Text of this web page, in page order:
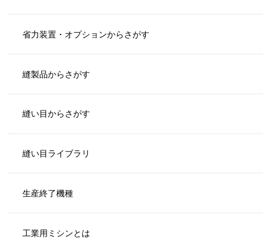
省力装置・オプションからさがす
縫製品からさがす
縫い目からさがす
縫い目ライブラリ
生産終了機種
工業用ミシンとは